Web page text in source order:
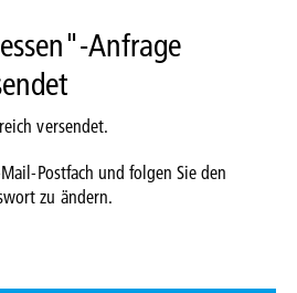
Anfrage
versendet.
Postfach und folgen Sie den
zu ändern.